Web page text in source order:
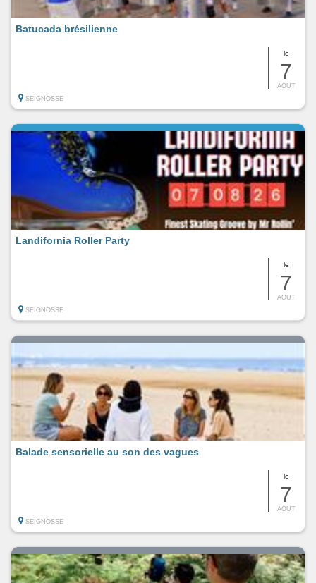
le
7
AOUT
Batucada brésilienne
SEIGNOSSE
le
7
AOUT
Landifornia Roller Party
SEIGNOSSE
le
7
AOUT
Balade sensorielle au son des vagues
SEIGNOSSE